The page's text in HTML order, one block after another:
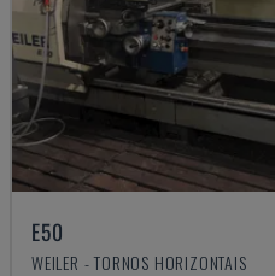
E50
WEILER - TORNOS HORIZONTAIS